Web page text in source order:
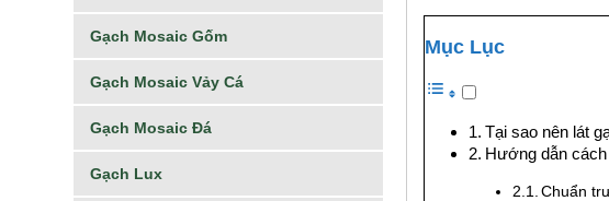
Mục Lục
Tại sao nên lát
Hướng dẫn
Chuẩn
Gạch Mosaic Gốm
Gạch Mosaic Vảy Cá
Gạch Mosaic Đá
Gạch Lux